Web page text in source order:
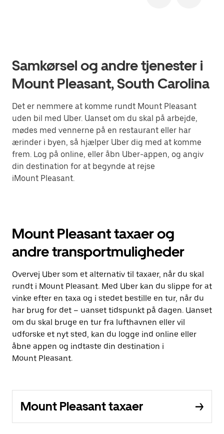
Samkørsel og andre tjenester i
Mount Pleasant, South Carolina
Det er nemmere at komme rundt Mount Pleasant
uden bil med Uber. Uanset om du skal på arbejde,
mødes med vennerne på en restaurant eller har
ærinder i byen, så hjælper Uber dig med at komme
frem. Log på online, eller åbn Uber-appen, og angiv
din destination for at begynde at rejse
iMount Pleasant.
Mount Pleasant taxaer og
andre transportmuligheder
Overvej Uber som et alternativ til taxaer, når du skal
rundt i Mount Pleasant. Med Uber kan du slippe for at
vinke efter en taxa og i stedet bestille en tur, når du
har brug for det – uanset tidspunkt på dagen. Uanset
om du skal bruge en tur fra lufthavnen eller vil
udforske et nyt sted, kan du logge ind online eller
åbne appen og indtaste din destination i
Mount Pleasant.
Mount Pleasant taxaer